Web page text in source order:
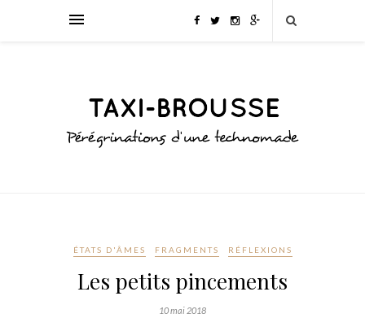
ÉTATS D'ÂMES FRAGMENTS RÉFLEXIONS
Les petits pincements
10 mai 2018